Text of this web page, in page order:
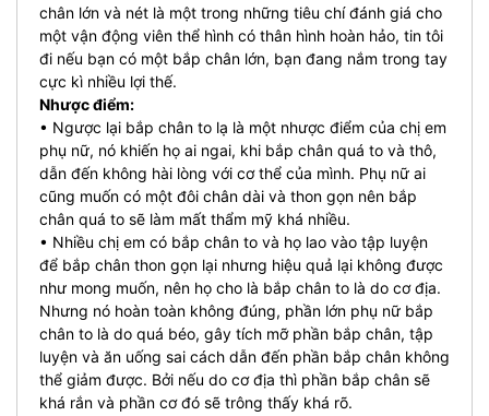
chân lớn và nét là một trong những tiêu chí đánh giá cho
một vận động viên thể hình có thân hình hoàn hảo, tin tôi
đi nếu bạn có một bắp chân lớn, bạn đang nắm trong tay
cực kì nhiều lợi thế.
Nhược điểm:
• Ngược lại bắp chân to lạ là một nhược điểm của chị em
phụ nữ, nó khiến họ ai ngai, khi bắp chân quá to và thô,
dẫn đến không hài lòng với cơ thể của mình. Phụ nữ ai
cũng muốn có một đôi chân dài và thon gọn nên bắp
chân quá to sẽ làm mất thẩm mỹ khá nhiều.
• Nhiều chị em có bắp chân to và họ lao vào tập luyện
để bắp chân thon gọn lại nhưng hiệu quả lại không được
như mong muốn, nên họ cho là bắp chân to là do cơ địa.
Nhưng nó hoàn toàn không đúng, phần lớn phụ nữ bắp
chân to là do quá béo, gây tích mỡ phần bắp chân, tập
luyện và ăn uống sai cách dẫn đến phần bắp chân không
thể giảm được. Bởi nếu do cơ địa thì phần bắp chân sẽ
khá rắn và phần cơ đó sẽ trông thấy khá rõ.